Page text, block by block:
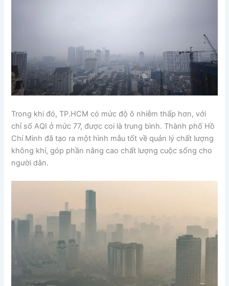
Trong khi đó, TP.HCM có mức độ ô nhiễm thấp hơn, với
chỉ số AQI ở mức 77, được coi là trung bình. Thành phố Hồ
Chí Minh đã tạo ra một hình mẫu tốt về quản lý chất lượng
không khí, góp phần nâng cao chất lượng cuộc sống cho
người dân.